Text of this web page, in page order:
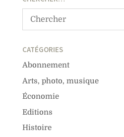
CATÉGORIES
Abonnement
Arts, photo, musique
Économie
Editions
Histoire